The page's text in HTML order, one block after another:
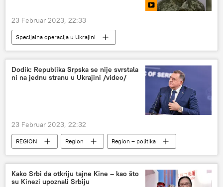
23 Februar 2023, 22:33
Specijalna operacija u Ukrajini
Dramatične ispovesti iz Donbasa
Specijalna vojna operacija u Ukrajini – vesti
Rusija
Dodik: Republika Srpska se nije svrstala
ni na jednu stranu u Ukrajini /video/
23 Februar 2023, 22:32
REGION Region
Region – politika
Republika Srpska (RS)
Milorad Dodik
Specijalna vojna operacija u Ukrajini – vesti
Kako Srbi da otkriju tajne Kine – kao što
su Kinezi upoznali Srbiju